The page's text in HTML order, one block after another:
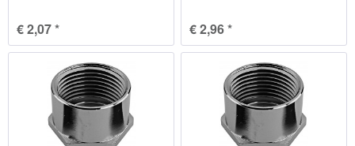
€ 2,07 * € 2,96 *